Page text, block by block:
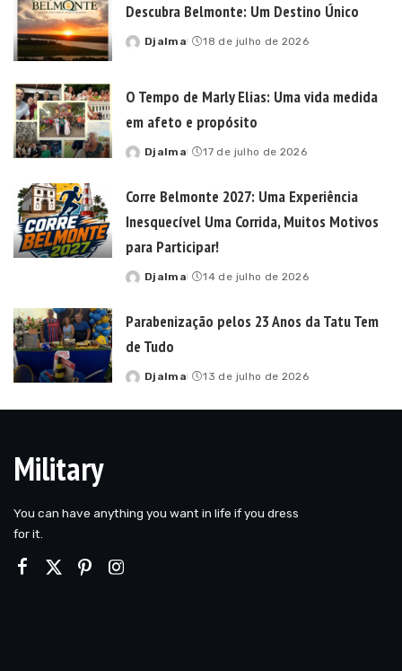
Descubra Belmonte: Um Destino Único
Posted
Djalma 18 de julho de 2026
O Tempo de Marly Elias: Uma vida medida
em afeto e propósito
Posted
Djalma 17 de julho de 2026
Corre Belmonte 2027: Uma Experiência
Inesquecível Uma Corrida, Muitos Motivos
para Participar!
Posted
Djalma 14 de julho de 2026
Parabenização pelos 23 Anos da Tatu Tem
de Tudo
Posted
Djalma 13 de julho de 2026
Military
You can have anything you want in life if you dress
for it.